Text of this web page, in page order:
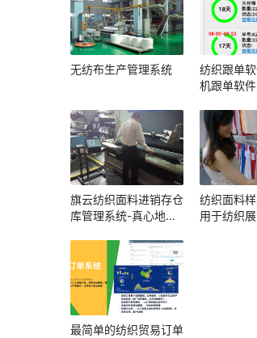
无纺布生产管理系统
纺织跟单
机跟单软件
旗云纺织面料进销存仓
库管理系统-真心地管
纺织面料
用于纺织
最简单的纺织贸易订单